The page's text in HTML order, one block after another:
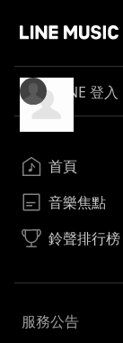
LINE 登入
首頁
音樂焦點
鈴聲排行榜
服務公告